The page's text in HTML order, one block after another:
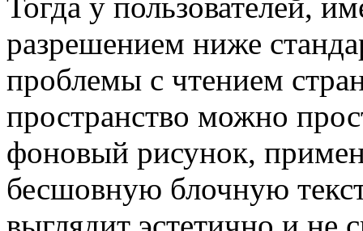
Тогда у пользователей,
разрешением ниже
проблемы с чтением
пространство можно
фоновый рисунок,
бесшовную блочную